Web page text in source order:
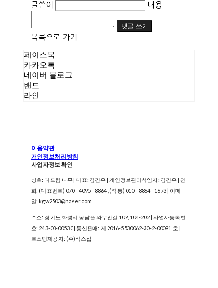
글쓴이
내용
댓글 쓰기
목록으로 가기
페이스북
카카오톡
네이버 블로그
밴드
라인
이용약관
개인정보처리방침
사업자정보확인
상호: 더드림 나무 | 대표: 김건우 | 개인정보관리책임자: 김건우 | 전
화: (대표번호) 070 - 4095 - 8864 , (직통) 010 - 8864 - 1673 | 이메
일: kgw2503@naver.com
주소: 경기도 화성시 봉담읍 와우안길 109, 104-202 | 사업자등록번
호: 243-08-00530| 통신판매: 제 2016-5530062-30-2-00091 호 |
호스팅제공자: (주)식스샵